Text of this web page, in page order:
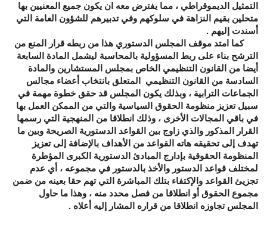
التمثيل الديموقراطي ، مما يفترض معه ان يكون جميع المعنيين بها
متحلين بقيم النزاهة في سلوكهم وفي تدبيرهم للشؤون العامة التي
أسندت إليهم .
كما امتد موقف المجلس الدستوري هذا من ربطه قرار المنع من
الترشح بناء على ربط المسؤولية بالمحاسبة ليشمل المادة السابعة
أيضا من القانون التنظيمي الخاص بمجلس المستشارين والمادة
السادسة من القانون التنظيمي المتعلق بانتخاب أعضاء مجالس
الجماعات الترابية ، وبذلك يكون المجلس قد حقق خطوة مهمة في
سبيل تعزيز منظومة الحقوق السياسية والتي من الممكن العمل بها
في باقي المجالات الأخرى ، وذلك انطلاقا من المنهجية التي رسمها
القرار المذكور والذي زاوج بين القواعد الدستورية الصريحة وبين ما
تهدف إلى تحقيقه هاته القواعد من الأهداف بالإضافة إلى تعزيز
المنظومة الحقوقية بإدارج المبادئ الدستورية الكبرى المؤطرة
لمختلف قواعد الدستور والأخذ بالدستور في مجموعه ، أي عدم
تجزيئ القواعد والإكتفاء بتلك المباشرة التي تهم حقا بعينه من ضمن
مجموع الحقوق أو انطلاقا من فصل محدد منه ، وهذا ما حاول
المجلس تجاوزه انطلاقا من قراره المشار إليه أعلاه .